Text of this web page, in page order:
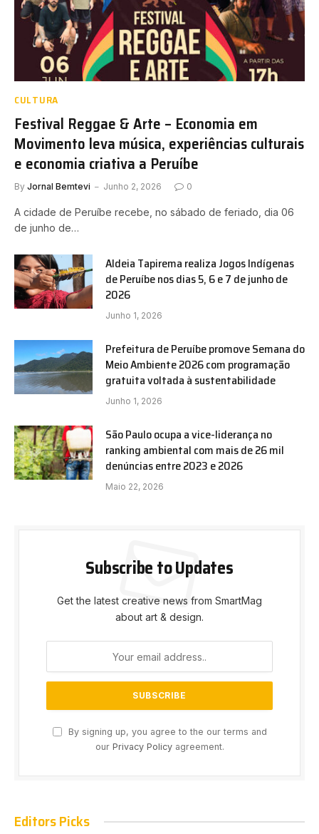
CULTURA
Festival Reggae & Arte – Economia em
Movimento leva música, experiências culturais
e economia criativa a Peruíbe
By Jornal Bemtevi Junho 2, 2026 0
A cidade de Peruíbe recebe, no sábado de feriado, dia 06
de junho de…
Aldeia Tapirema realiza Jogos Indígenas
de Peruíbe nos dias 5, 6 e 7 de junho de
2026
Junho 1, 2026
Prefeitura de Peruíbe promove Semana do
Meio Ambiente 2026 com programação
gratuita voltada à sustentabilidade
Junho 1, 2026
São Paulo ocupa a vice-liderança no
ranking ambiental com mais de 26 mil
denúncias entre 2023 e 2026
Maio 22, 2026
Subscribe to Updates
Get the latest creative news from SmartMag
about art & design.
By signing up, you agree to the our terms and
our Privacy Policyagreement.
Editors Picks